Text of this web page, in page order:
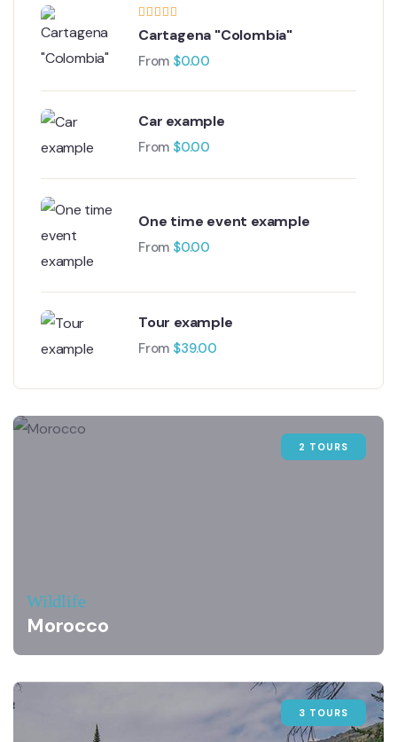
Cartagena "Colombia"
From $0.00
Car example
From $0.00
One time event example
From $0.00
Tour example
From $39.00
2 TOURS
Wildlife
Morocco
3 TOURS